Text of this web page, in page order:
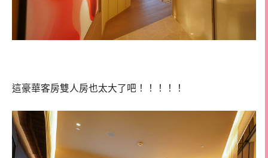
這豪華客房雙人房也太大了吧！！！！！